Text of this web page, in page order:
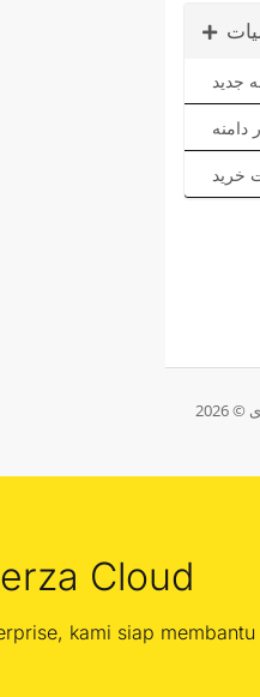
جدید
دامنه
خرید
Cloud
kami siap membantu